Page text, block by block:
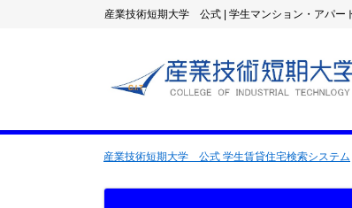
産業技術短期大学 公式 学生マンション・アパー
産業技術短期大学 公式 学生賃貸住宅検索システム